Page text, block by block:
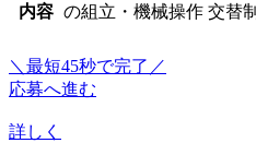
内容 の組立・機械操作 交替制
＼最短45秒で完了／
応募へ進む
詳しく